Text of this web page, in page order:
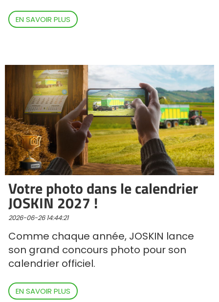
Yкраїнська мова
ελληνικά
Svenska
한국의
中文
EN SAVOIR PLUS
Votre photo dans le calendrier
JOSKIN 2027 !
2026-06-26 14:44:21
Comme chaque année, JOSKIN lance
son grand concours photo pour son
calendrier officiel.
EN SAVOIR PLUS